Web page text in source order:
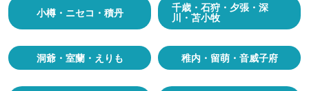
小樽・ニセコ・積丹 千歳・石狩・夕張・深
川・苫小牧
洞爺・室蘭・えりも 稚内・留萌・音威子府